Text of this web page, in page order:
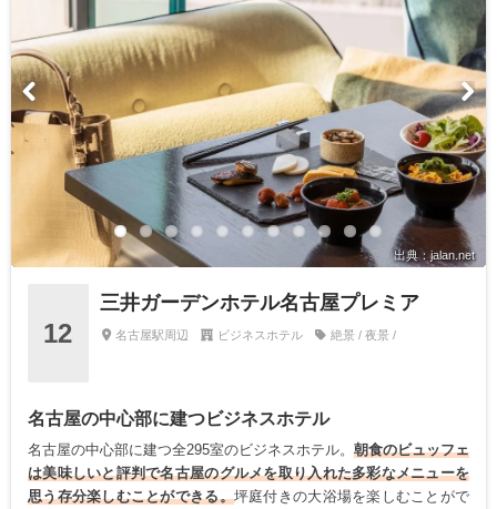
出典：jalan.net
12
三井ガーデンホテル名古屋プレミア
名古屋駅周辺 ビジネスホテル 絶景 / 夜景 /
名古屋の中心部に建つビジネスホテル
名古屋の中心部に建つ全295室のビジネスホテル。朝食のビュッフェ
は美味しいと評判で名古屋のグルメを取り入れた多彩なメニューを
思う存分楽しむことができる。坪庭付きの大浴場を楽しむことがで